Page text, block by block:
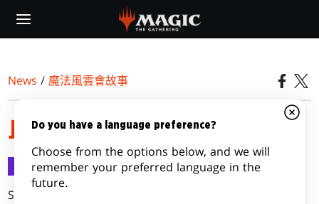
main
News / 魔法風雲會故事
血腥指令
魔法風雲會故事 2016-08-17
Shawn Main and Mel Li
Do you have a language preference?
Choose from the options below, and we will
remember your preferred language in the
future.